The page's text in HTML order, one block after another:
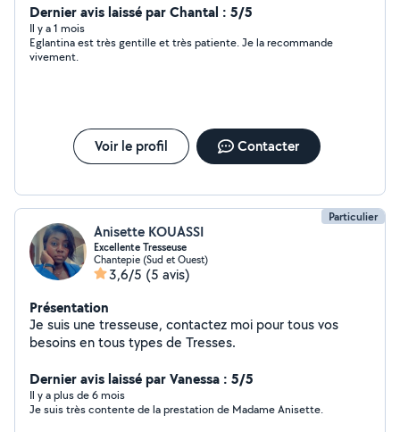
Dernier avis laissé par Chantal : 5/5
Il y a 1 mois
Eglantina est très gentille et très patiente. Je la recommande
vivement.
Voir le profil Contacter
Particulier
Anisette KOUASSI
Excellente Tresseuse
Chantepie (Sud et Ouest)
3,6/5 (5 avis)
Présentation
Je suis une tresseuse, contactez moi pour tous vos
besoins en tous types de Tresses.
Dernier avis laissé par Vanessa : 5/5
Il y a plus de 6 mois
Je suis très contente de la prestation de Madame Anisette.